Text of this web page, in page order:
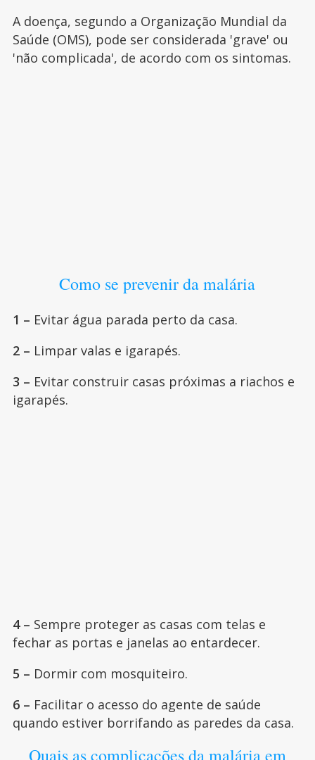
A doença, segundo a Organização Mundial da
Saúde (OMS), pode ser considerada 'grave' ou
'não complicada', de acordo com os sintomas.
Como se prevenir da malária
1 – Evitar água parada perto da casa.
2 – Limpar valas e igarapés.
3 – Evitar construir casas próximas a riachos e
igarapés.
4 – Sempre proteger as casas com telas e
fechar as portas e janelas ao entardecer.
5 – Dormir com mosquiteiro.
6 – Facilitar o acesso do agente de saúde
quando estiver borrifando as paredes da casa.
Quais as complicações da malária em